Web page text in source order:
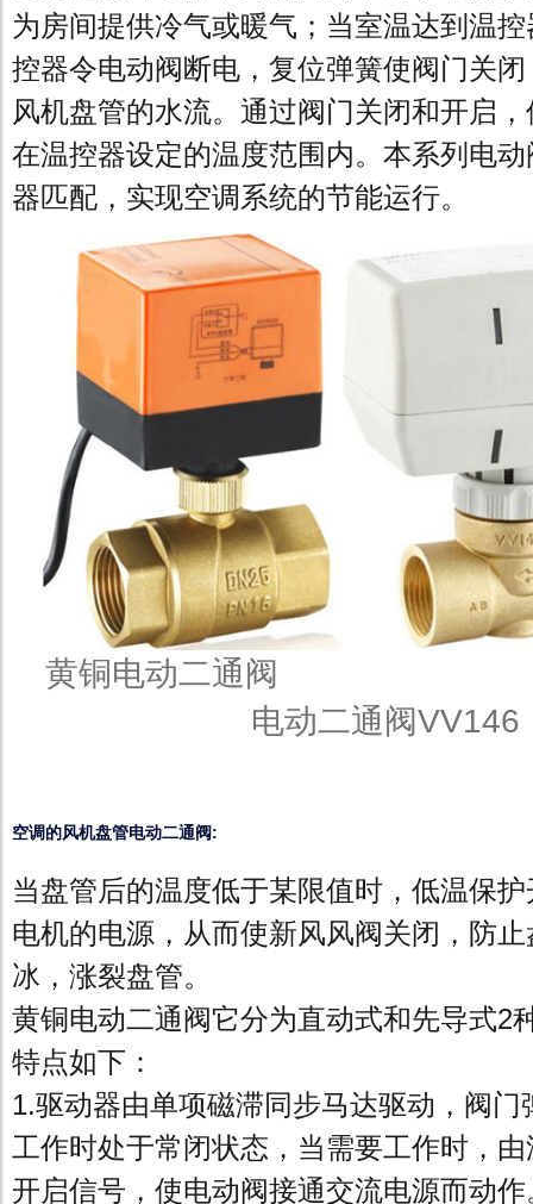
为房间提供冷气或暖气；当室温达到温
控器令电动阀断电，复位弹簧使阀门关
风机盘管的水流。通过阀门关闭和开启
在温控器设定的温度范围内。本系列电
器匹配，实现空调系统的节能运行。
黄铜电动
电动二通阀VV146
空调的风机盘管电动二通阀:
当盘管后的温度低于某限值时，低温保
电机的电源，从而使新风风阀关闭，防
冰，涨裂盘管。
黄铜电动二通阀它分为直动式和先导式2
特点如下：
1.驱动器由单项磁滞同步马达驱动，阀门
工作时处于常闭状态，当需要工作时，
开启信号，使电动阀接通交流电源而动作